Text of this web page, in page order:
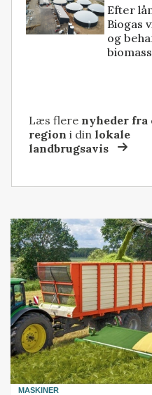
Efter
Biogas
og
Læs flere nyheder fra
region i dinlokale
landbrugsavis
MASKINER